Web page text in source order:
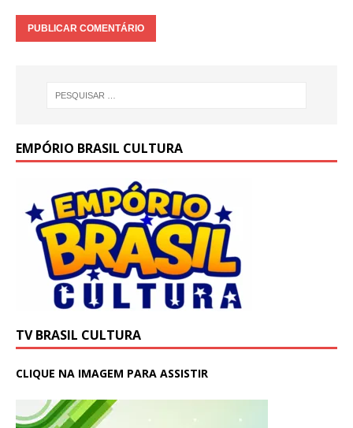
EMPÓRIO BRASIL CULTURA
TV BRASIL CULTURA
CLIQUE NA IMAGEM PARA ASSISTIR